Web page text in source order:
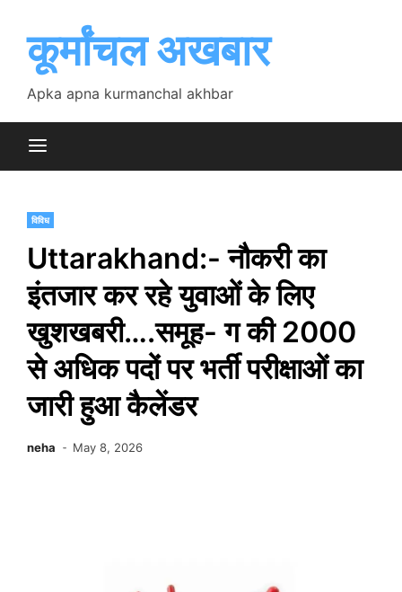
contentकूर्मांचल अखबार
Apka apna kurmanchal akhbar
विविध
Uttarakhand:- नौकरी का
इंतजार कर रहे युवाओं के लिए
खुशखबरी….समूह- ग की 2000
से अधिक पदों पर भर्ती परीक्षाओं का
जारी हुआ कैलेंडर
neha May 8, 2026